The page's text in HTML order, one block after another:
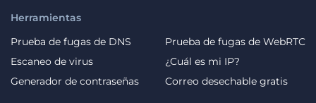
Herramientas
Prueba de fugas de DNS
Prueba de fugas de WebRTC
Escaneo de virus
¿Cuál es mi IP?
Generador de contraseñas
Correo desechable gratis